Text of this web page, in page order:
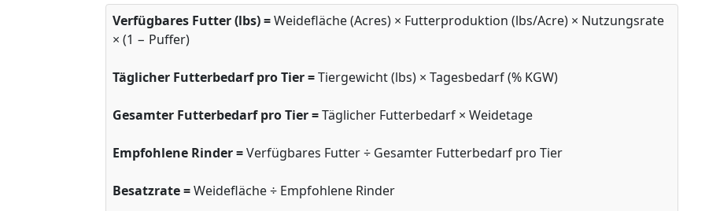
Verfügbares Futter (lbs) =Weidefläche (Acres) × Futterproduktion (lbs/Acre) × Nutzungsrate
× (1 − Puffer)
Täglicher Futterbedarf pro Tier =Tiergewicht (lbs) × Tagesbedarf (% KGW)
Gesamter Futterbedarf pro Tier =Täglicher Futterbedarf × Weidetage
Empfohlene Rinder =Verfügbares Futter ÷ Gesamter Futterbedarf pro Tier
Besatzrate =Weidefläche ÷ Empfohlene Rinder